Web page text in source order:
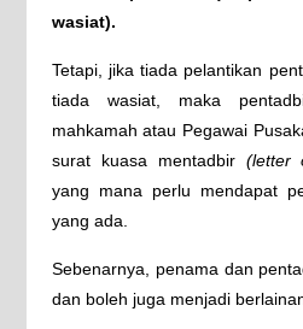
wasiat).
Tetapi, jika tiada pelantikan
tiada wasiat, maka
mahkamah atau Pegawai
surat kuasa mentadbir (letter
yang mana perlu mendapat
yang ada.
Sebenarnya, penama dan
dan boleh juga menjadi